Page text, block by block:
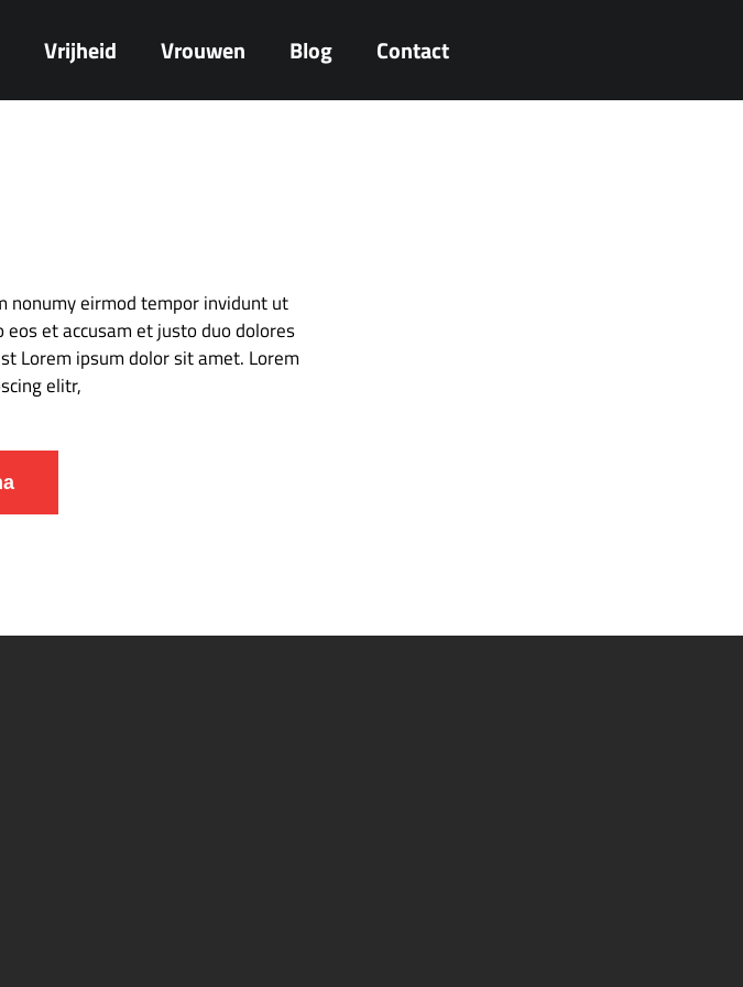
Vrijheid Vrouwen Blog Contact
nonumy eirmod tempor invidunt ut
et accusam et justo duo dolores
Lorem ipsum dolor sit amet. Lorem
elitr,